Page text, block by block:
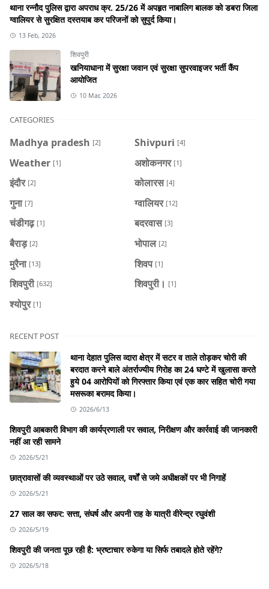
थाना रन्नौद पुलिस द्वारा अपराध क्र. 25/26 में अपहृत नाबालिग बालक को डबरा जिला
ग्वालियर से सुरक्षित दस्तयाब कर परिजनों को सुपुर्द किया।
13 Feb, 2026
शिवपुरी
खनियाधाना में सुरक्षा जवान एवं सुरक्षा सुपरवाइजर भर्ती कैंप
आयोजित
10 Mar, 2026
CATEGORIES
Madhya pradesh [2] Shivpuri [4]
Weather [1] अशोकनगर [1]
इंदौर [2] कोलारस [4]
गुना [7] ग्वालियर [12]
चंडीगढ़ [1] बदरवास [3]
बैराड़ [2] भोपाल [2]
मुरैना [13] शिवप [1]
शिवपुरी [632] शिवपुरी। [1]
श्योपुर [1]
RECENT POST
थाना देहात पुलिस व्दारा क्षेत्र में सटर व ताले तोड़कर चोरी की
बरदात करने बाले अंतर्राज्यीय गिरोह का 24 घण्टे में खुलासा करते
हुये 04 आरोपियों को गिरफ्तार किया एवं एक कार सहित चोरी गया
मसरूका बरामद किया।
2026/6/13
शिवपुरी आबकारी विभाग की कार्यप्रणाली पर सवाल, निरीक्षण और कार्रवाई की जानकारी
नहीं आ रही सामने
2026/5/21
छात्रावासों की व्यवस्थाओं पर उठे सवाल, वर्षों से जमे अधीक्षकों पर भी निगाहें
2026/5/21
27 साल का सफर: सत्ता, संघर्ष और अपनी राह के यात्री वीरेन्द्र रघुवंशी
2026/5/19
शिवपुरी की जनता पूछ रही है: भ्रष्टाचार रुकेगा या सिर्फ तबादले होते रहेंगे?
2026/5/18